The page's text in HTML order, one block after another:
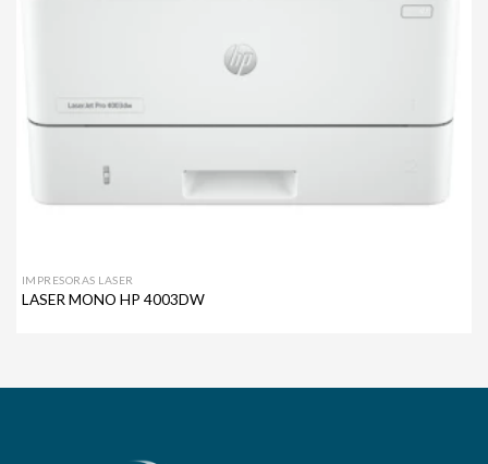
IMPRESORAS LASER
LASER MONO HP 4003DW